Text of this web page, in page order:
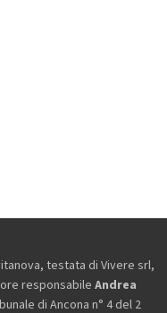
testata di Vivere srl,
responsabile Andrea
di Ancona n° 4 del 2